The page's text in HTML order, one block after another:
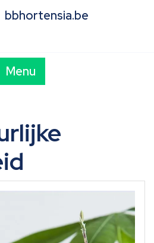
bbhortensia.be
Menu